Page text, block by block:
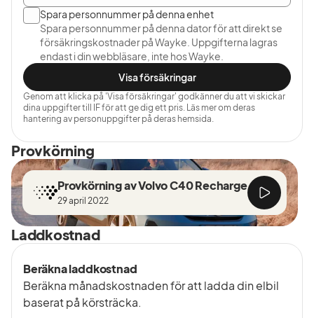
Spara personnummer på denna enhet
Spara personnummer på denna dator för att direkt se
försäkringskostnader på Wayke. Uppgifterna lagras
endast i din webbläsare, inte hos Wayke.
Visa försäkringar
Genom att klicka på 'Visa försäkringar' godkänner du att vi skickar
dina uppgifter till IF för att ge dig ett pris. Läs mer om deras
hantering av personuppgifter på deras hemsida.
Provkörning
Provkörning av Volvo C40 Recharge
29 april 2022
Laddkostnad
Beräkna laddkostnad
Beräkna månadskostnaden för att ladda din elbil
baserat på körsträcka.